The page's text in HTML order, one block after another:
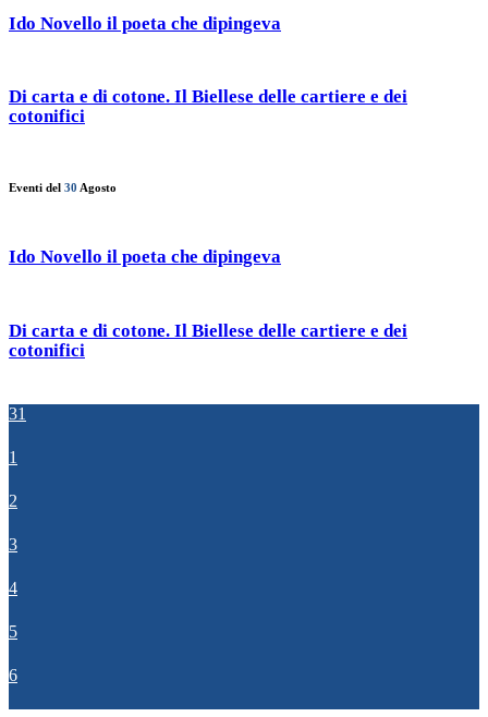
Ido Novello il poeta che dipingeva
Di carta e di cotone. Il Biellese delle cartiere e dei
cotonifici
Eventi del 30 Agosto
Ido Novello il poeta che dipingeva
Di carta e di cotone. Il Biellese delle cartiere e dei
cotonifici
31
1
2
3
4
5
6